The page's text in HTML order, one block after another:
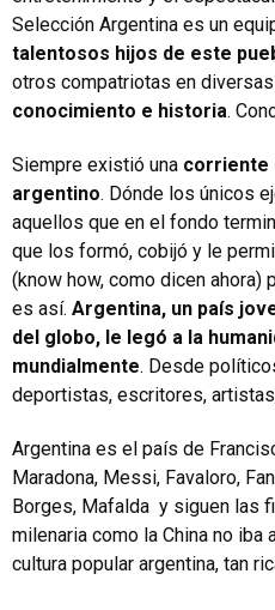
Selección Argentina es un
talentosos hijos de este
otros compatriotas en
conocimiento e historia.
Siempre existió una corriente
argentino. Dónde los únicos
aquellos que en el fondo
que los formó, cobijó y le
(know how, como dicen ahora)
es así. Argentina, un país
del globo, le legó a la
mundialmente. Desde
deportistas, escritores,
Argentina es el país de
Maradona, Messi, Favaloro,
Borges, Mafalda y siguen las
milenaria como la China no
cultura popular argentina, tan